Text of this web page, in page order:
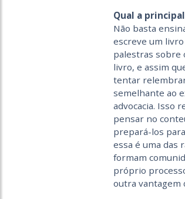
Qual a
Não basta
escreve um
palestras sobre
livro, e assim
tentar
semelhante ao
advocacia. Isso
pensar no
prepará-los
essa é uma das
formam
próprio
outra vantagem